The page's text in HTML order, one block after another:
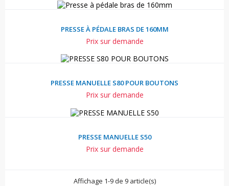
PRESSE À PÉDALE BRAS DE 160MM
Prix sur demande
PRESSE MANUELLE S80 POUR BOUTONS
Prix sur demande
PRESSE MANUELLE S50
Prix sur demande
Affichage 1-9 de 9 article(s)